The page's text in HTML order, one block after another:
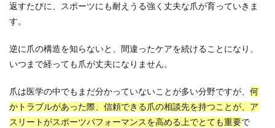
返すたびに、スポーツにも耐えうる強く丈夫な爪が育っていきま
す。
逆に爪の構造を知らないと、間違ったケアを続けることになり、
いつまで経っても爪が丈夫になりません。
爪は医学の中でもまだ分かっていないことが多い分野ですが、 何
かトラブルがあった際、信頼できる爪の相談先を持つことが、ア
スリートがスポーツパフォーマンスを高める上でとても重要で